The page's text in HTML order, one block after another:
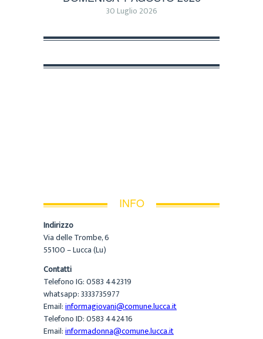
30 Luglio 2026
INFO
Indirizzo
Via delle Trombe, 6
55100 – Lucca (Lu)
Contatti
Telefono IG: 0583 442319
whatsapp: 3333735977
Email:informagiovani@comune.lucca.it
Telefono ID: 0583 442416
Email:informadonna@comune.lucca.it